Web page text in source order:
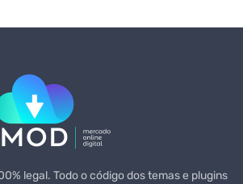
legal. Todo o código dos temas e plugins